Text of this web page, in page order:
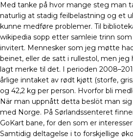
Med tanke på hvor mange steg man
naturlig at stadig feilbelastning og et
kunne medføre problemer. Til
wikipedia sopp etter samleie trinn
invitert. Mennesker som jeg møtte
beinet, eller de satt i rullestol, men
lagt merke til det. I perioden
årlige inntaket av rødt kjøtt (storfe,
og 42,2 kg per person. Hvorfor bli
När man uppnått detta beslöt man
med Norge. På Sørlandssenteret
GoKart bane, for den som er
Samtidig deltagelse i to forskjellige